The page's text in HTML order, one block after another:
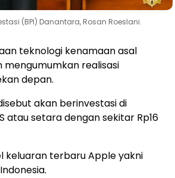
(BPI) Danantara, Rosan Roeslani.
teknologi kenamaan asal
mengumumkan realisasi
depan.
akan berinvestasi di
atau setara dengan sekitar Rp16
keluaran terbaru Apple yakni